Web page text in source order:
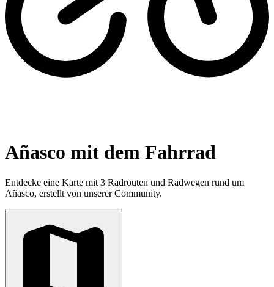
Añasco mit dem Fahrrad
Entdecke eine Karte mit 3 Radrouten und Radwegen rund um
Añasco, erstellt von unserer Community.